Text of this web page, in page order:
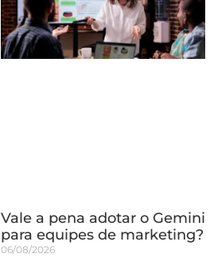
Vale a pena adotar o Gemini
para equipes de marketing?
06/08/2026